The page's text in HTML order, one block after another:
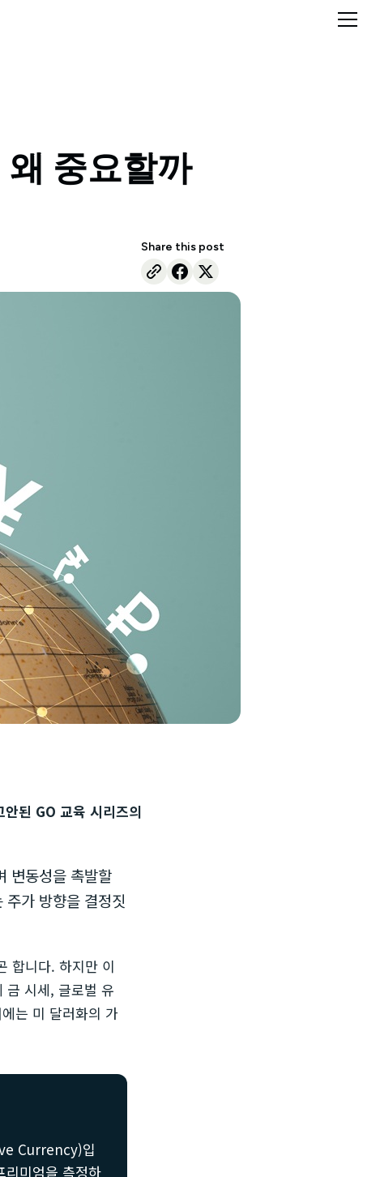
중요할까
Share this post
된 GO 교육 시리즈의
변동성을 촉발할
가 방향을 결정짓
합니다. 하지만 이
금 시세, 글로벌 유
는 미 달러화의 가
Currency)입
리미엄을 측정하